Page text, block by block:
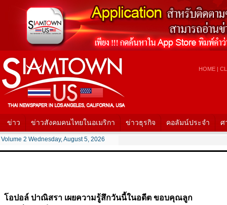
HOME |
ข่าว ข่าวสังคมคนไทยในอเมริกา ข่าวธุรกิจ คอลัมน์ประจำ ศ
Volume 2 Wednesday, August 5, 2026
โอปอล์ ปาณิสรา เผยความรู้สึกวันนี้ในอดีต ขอบคุณลูก